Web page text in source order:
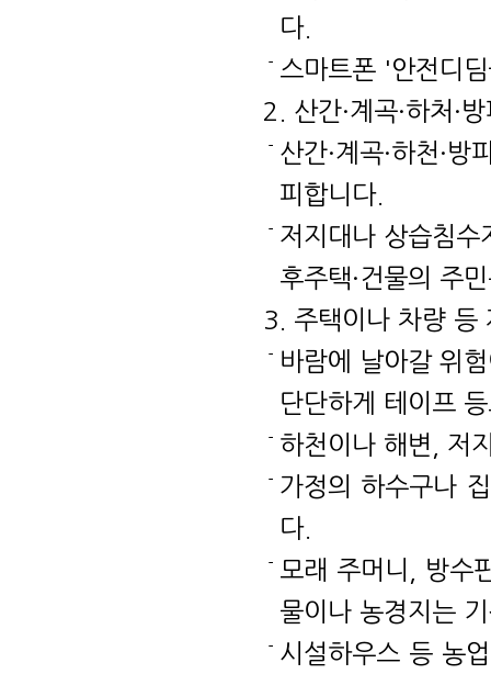
다.
스마트폰 '안전디
2. 산간·계곡·하처·
산간·계곡·하천·
피합니다.
저지대나 상습침
후주택·건물의 주
3. 주택이나 차량 등
바람에 날아갈 위
단단하게 테이프
하천이나 해변, 저
가정의 하수구나
다.
모래 주머니, 방수
물이나 농경지는
시설하우스 등 농